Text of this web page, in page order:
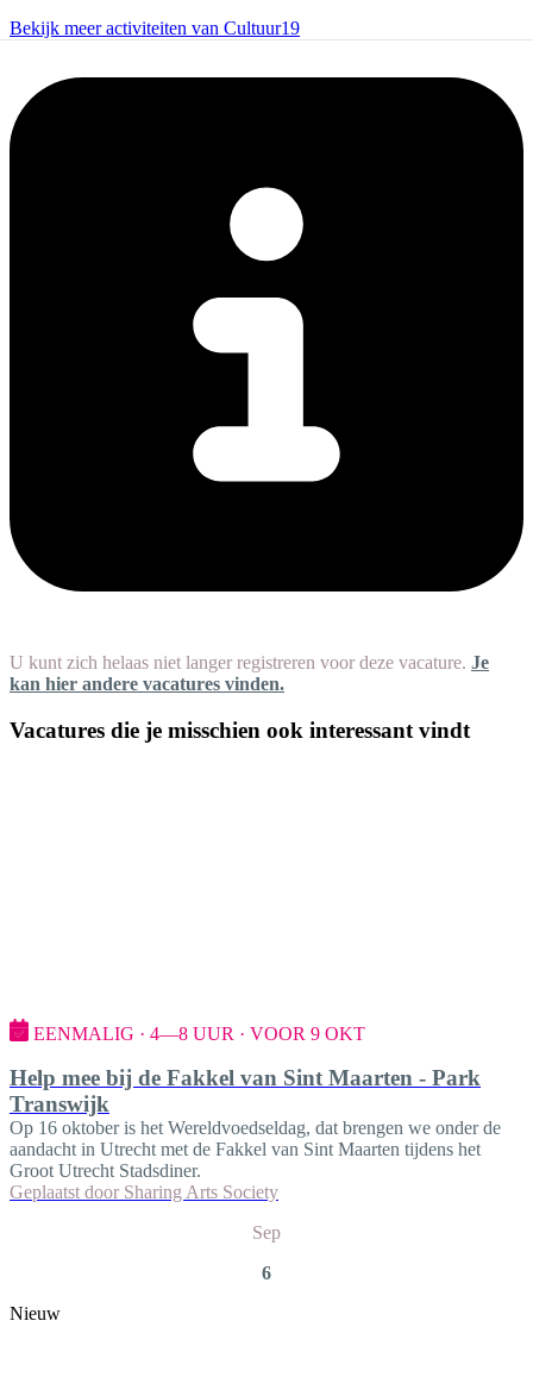
Bekijk meer activiteiten van Cultuur19
U kunt zich helaas niet langer registreren voor deze vacature. Je
kan hier andere vacatures vinden.
Vacatures die je misschien ook interessant vindt
EENMALIG · 4—8 UUR · VOOR 9 OKT
Help mee bij de Fakkel van Sint Maarten - Park
Transwijk
Op 16 oktober is het Wereldvoedseldag, dat brengen we onder de
aandacht in Utrecht met de Fakkel van Sint Maarten tijdens het
Groot Utrecht Stadsdiner.
Geplaatst door Sharing Arts Society
Sep
6
Nieuw